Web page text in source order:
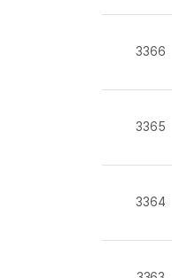
3366
3365
3364